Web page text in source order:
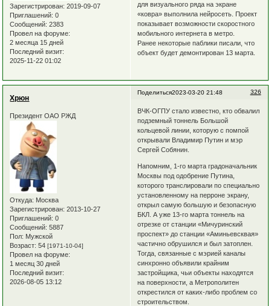
Зарегистрирован: 2019-09-07
Приглашений: 0
Сообщений: 2383
Провел на форуме:
2 месяца 15 дней
Последний визит:
2025-11-22 01:02
для визуального ряда на экране
«ковра» выполнила нейросеть. Проект
показывает возможности скоростного
мобильного интернета в метро.
Ранее некоторые паблики писали, что
объект будет демонтирован 13 марта.
Поделиться 326
2023-03-20 21:48
Хрюн
Президент ОАО РЖД
Откуда: Москва
Зарегистрирован: 2013-10-27
Приглашений: 0
Сообщений: 5887
Пол: Мужской
Возраст: 54[1971-10-04]
Провел на форуме:
1 месяц 30 дней
Последний визит:
2026-08-05 13:12
ВЧК-ОГПУ стало известно, кто обвалил
подземный тоннель Большой
кольцевой линии, которую с помпой
открывали Владимир Путин и мэр
Сергей Собянин.
Напомним, 1-го марта градоначальник
Москвы под одобрение Путина,
которого транслировали по специально
установленному на перроне экрану,
открыл самую большую и безопасную
БКЛ. А уже 13-го марта тоннель на
отрезке от станции «Мичуринский
проспект» до станции «Аминьевсквая»
частично обрушился и был затоплен.
Тогда, связанные с мэрией каналы
синхронно объявили крайним
застройщика, чьи объекты находятся
на поверхности, а Метрополитен
открестился от каких-либо проблем со
строительством.